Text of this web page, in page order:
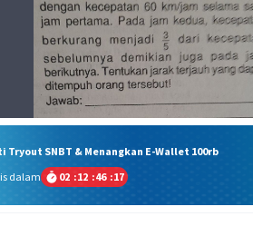
Tryout SNBT & Menangkan E-Wallet 100rb
dalam
02 :12 :46 :16